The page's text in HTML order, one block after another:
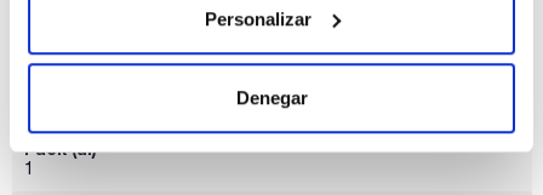
Personalizar
Denegar
Longitud (mm)
Ancho de pala
Diámetro varilla
Pack (u.)
1